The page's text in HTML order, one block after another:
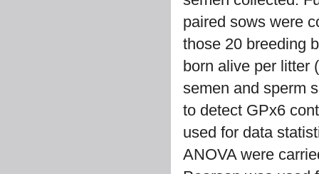
paired sows were
those 20 breeding
born alive per litter
semen and sperm
to detect GPx6
used for data
ANOVA were